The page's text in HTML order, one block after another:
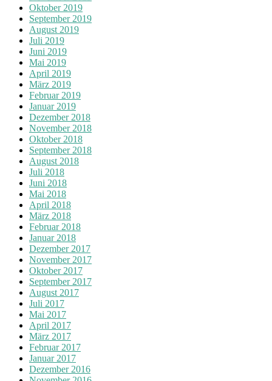
Oktober 2019
September 2019
August 2019
Juli 2019
Juni 2019
Mai 2019
April 2019
März 2019
Februar 2019
Januar 2019
Dezember 2018
November 2018
Oktober 2018
September 2018
August 2018
Juli 2018
Juni 2018
Mai 2018
April 2018
März 2018
Februar 2018
Januar 2018
Dezember 2017
November 2017
Oktober 2017
September 2017
August 2017
Juli 2017
Mai 2017
April 2017
März 2017
Februar 2017
Januar 2017
Dezember 2016